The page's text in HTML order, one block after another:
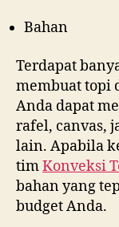
Bahan
Terdapat
membuat topi
Anda dapat
rafel, canvas,
lain. Apabila
timKonveksi
bahan yang
budget Anda.